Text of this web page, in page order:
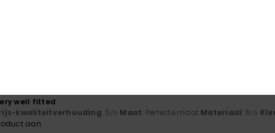
well fitted
kwaliteitverhouding: 5 /5 Maat: Perfecte maat Materiaal: 5/5
aan